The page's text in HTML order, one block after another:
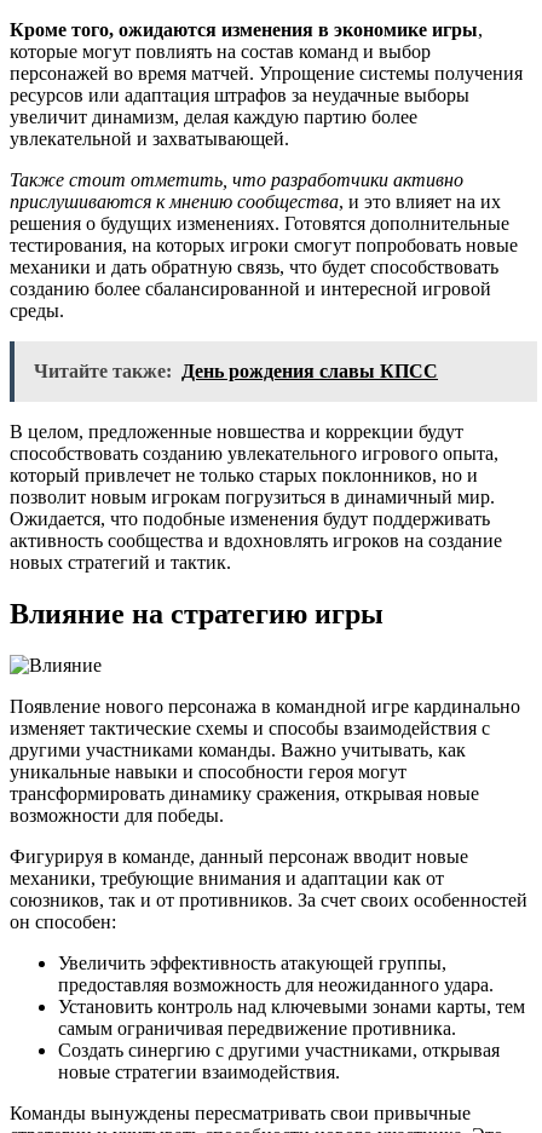
Кроме того, ожидаются изменения в экономике игры,
которые могут повлиять на состав команд и выбор
персонажей во время матчей. Упрощение системы получения
ресурсов или адаптация штрафов за неудачные выборы
увеличит динамизм, делая каждую партию более
увлекательной и захватывающей.
Также стоит отметить, что разработчики активно
прислушиваются к мнению сообщества, и это влияет на их
решения о будущих изменениях. Готовятся дополнительные
тестирования, на которых игроки смогут попробовать новые
механики и дать обратную связь, что будет способствовать
созданию более сбалансированной и интересной игровой
среды.
Читайте также: День рождения славы КПСС
В целом, предложенные новшества и коррекции будут
способствовать созданию увлекательного игрового опыта,
который привлечет не только старых поклонников, но и
позволит новым игрокам погрузиться в динамичный мир.
Ожидается, что подобные изменения будут поддерживать
активность сообщества и вдохновлять игроков на создание
новых стратегий и тактик.
Влияние на стратегию игры
Появление нового персонажа в командной игре кардинально
изменяет тактические схемы и способы взаимодействия с
другими участниками команды. Важно учитывать, как
уникальные навыки и способности героя могут
трансформировать динамику сражения, открывая новые
возможности для победы.
Фигурируя в команде, данный персонаж вводит новые
механики, требующие внимания и адаптации как от
союзников, так и от противников. За счет своих особенностей
он способен:
Увеличить эффективность атакующей группы,
предоставляя возможность для неожиданного удара.
Установить контроль над ключевыми зонами карты, тем
самым ограничивая передвижение противника.
Создать синергию с другими участниками, открывая
новые стратегии взаимодействия.
Команды вынуждены пересматривать свои привычные